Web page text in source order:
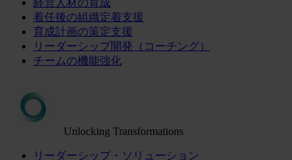
経営人材の育成
着任後の組織定着支援
育成計画の策定支援
リーダーシップ開発（コーチング）
チームの機能強化
Unlocking Transformations
リーダーシップ・ソリューション